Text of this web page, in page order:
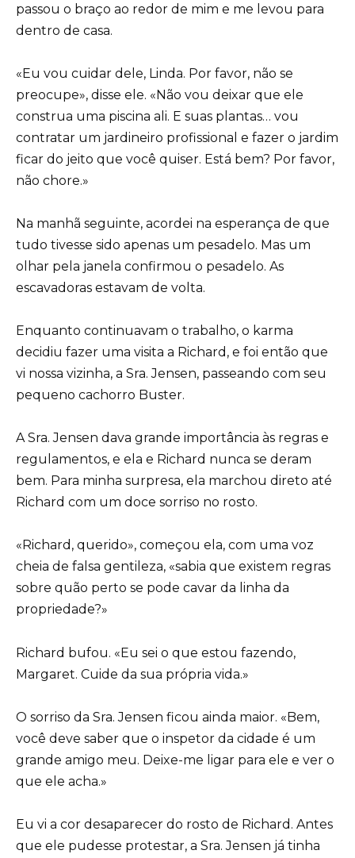
passou o braço ao redor de mim e me levou para
dentro de casa.
«Eu vou cuidar dele, Linda. Por favor, não se
preocupe», disse ele. «Não vou deixar que ele
construa uma piscina ali. E suas plantas… vou
contratar um jardineiro profissional e fazer o jardim
ficar do jeito que você quiser. Está bem? Por favor,
não chore.»
Na manhã seguinte, acordei na esperança de que
tudo tivesse sido apenas um pesadelo. Mas um
olhar pela janela confirmou o pesadelo. As
escavadoras estavam de volta.
Enquanto continuavam o trabalho, o karma
decidiu fazer uma visita a Richard, e foi então que
vi nossa vizinha, a Sra. Jensen, passeando com seu
pequeno cachorro Buster.
A Sra. Jensen dava grande importância às regras e
regulamentos, e ela e Richard nunca se deram
bem. Para minha surpresa, ela marchou direto até
Richard com um doce sorriso no rosto.
«Richard, querido», começou ela, com uma voz
cheia de falsa gentileza, «sabia que existem regras
sobre quão perto se pode cavar da linha da
propriedade?»
Richard bufou. «Eu sei o que estou fazendo,
Margaret. Cuide da sua própria vida.»
O sorriso da Sra. Jensen ficou ainda maior. «Bem,
você deve saber que o inspetor da cidade é um
grande amigo meu. Deixe-me ligar para ele e ver o
que ele acha.»
Eu vi a cor desaparecer do rosto de Richard. Antes
que ele pudesse protestar, a Sra. Jensen já tinha